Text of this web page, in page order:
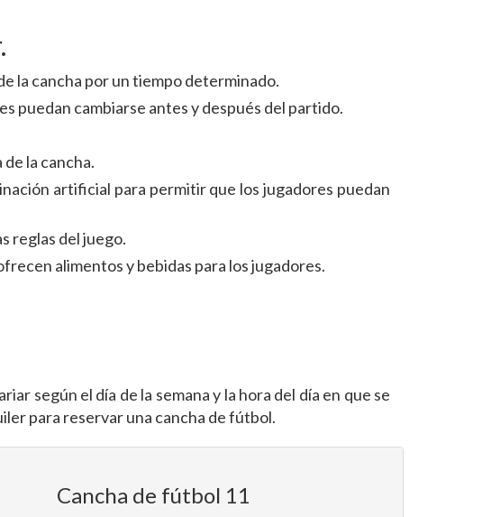
la cancha por un tiempo determinado.
puedan cambiarse antes y después del partido.
la cancha.
artificial para permitir que los jugadores puedan
reglas del juego.
alimentos y bebidas para los jugadores.
según el día de la semana y la hora del día en que se
para reservar una cancha de fútbol.
Cancha de fútbol 11